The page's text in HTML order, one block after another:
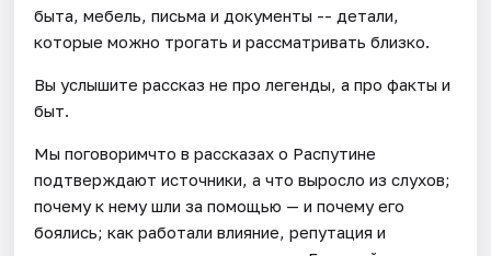
быта, мебель, письма и документы -- детали,
которые можно трогать и рассматривать близко.
Вы услышите рассказ не про легенды, а про факты и
быт.
Мы поговоримчто в рассказах о Распутине
подтверждают источники, а что выросло из слухов;
почему к нему шли за помощью — и почему его
боялись; как работали влияние, репутация и